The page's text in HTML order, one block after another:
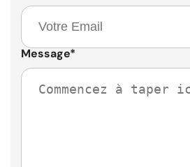
Message*